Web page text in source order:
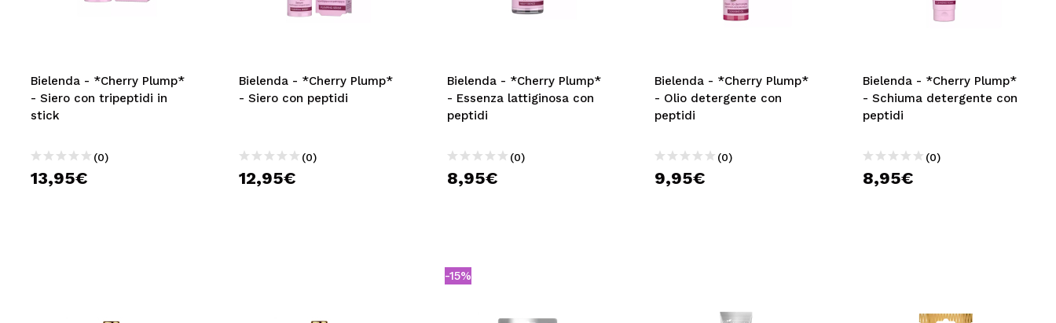
TRAVEL SIZE
NATURE
SPECIALE
Bielenda - *Cherry Plump*
- Siero con tripeptidi in
stick
(0)
13,95€
Bielenda - *Cherry Plump*
- Siero con peptidi
(0)
12,95€
Bielenda - *Cherry Plump*
- Essenza lattiginosa con
peptidi
(0)
8,95€
Bielenda - *Cherry Plump*
- Olio detergente con
peptidi
(0)
9,95€
Bielenda - *Cherry Plump*
- Schiuma detergente con
peptidi
(0)
8,95€
-15%